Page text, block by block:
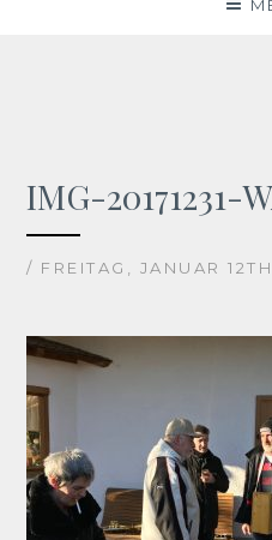
IMG-20171231-
/ FREITAG, JANUAR